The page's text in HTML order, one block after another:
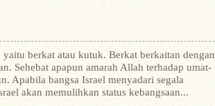
berkat atau kutuk. Berkat berkaitan dengan
Sehebat apapun amarah Allah terhadap umat-
Apabila bangsa Israel menyadari segala
akan memulihkan status kebangsaan...